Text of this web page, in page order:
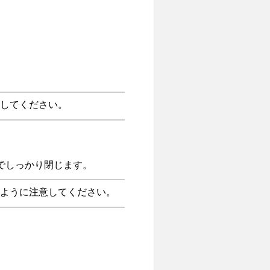
てください。
っかり閉じます。
うに注意してください。